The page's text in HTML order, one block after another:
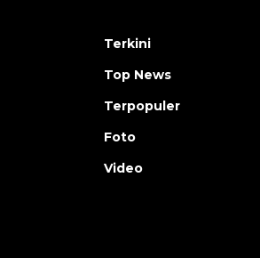
Terkini
Top News
Terpopuler
Foto
Video